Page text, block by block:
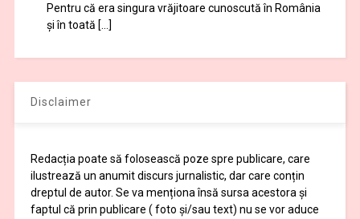
Pentru că era singura vrăjitoare cunoscută în România
și în toată […]
Disclaimer
Redacția poate să folosească poze spre publicare, care
ilustrează un anumit discurs jurnalistic, dar care conțin
dreptul de autor. Se va menționa însă sursa acestora și
faptul că prin publicare ( foto și/sau text) nu se vor aduce